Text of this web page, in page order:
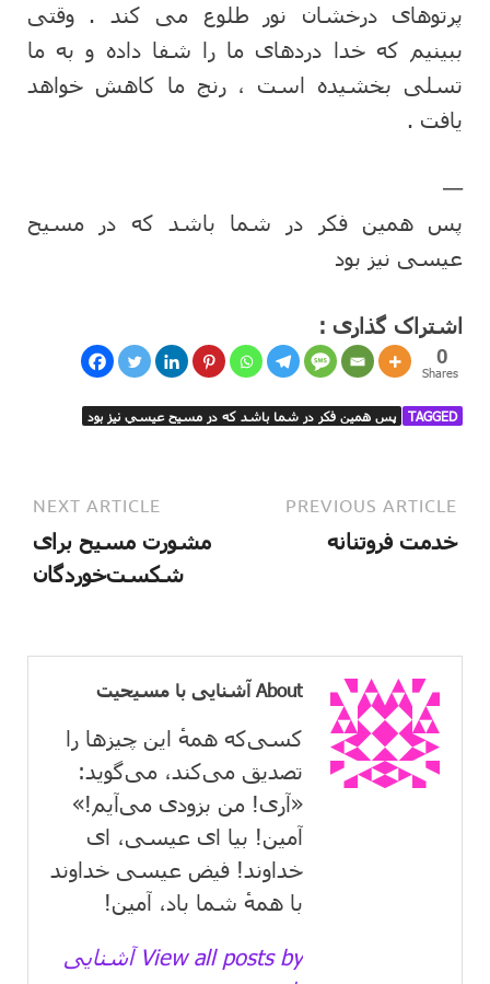
پرتوهای درخشان نور طلوع می کند . وقتی
ببینیم که خدا دردهای ما را شفا داده و به ما
تسلی بخشیده است ، رنج ما کاهش خواهد
یافت .
—
پس همین فکر در شما باشد که در مسیح
عیسی نیز بود
اشتراک گذاری :
0
Shares
TAGGED پس همين فكر در شما باشد كه در مسيح عيسي نيز بود
PREVIOUS ARTICLE
خدمت فروتنانه
NEXT ARTICLE
مشورت مسیح برای
شکست‌خوردگان
About آشنایی با مسیحیت
کسی‌که همهٔ این چیزها را
تصدیق می‌كند، می‌گوید:
«آری! من بزودی می‌آیم!»
آمین! بیا ای عیسی، ای
خداوند! فیض عیسی خداوند
با همهٔ شما باد، آمین!
View all posts by آشنایی